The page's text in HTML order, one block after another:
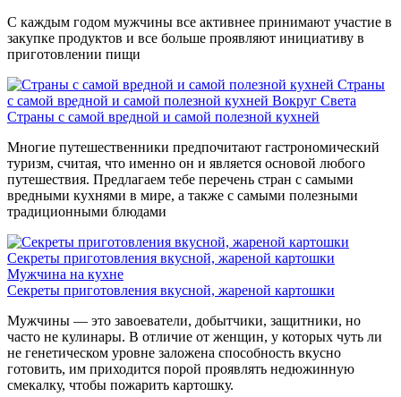
С каждым годом мужчины все активнее принимают участие в
закупке продуктов и все больше проявляют инициативу в
приготовлении пищи
Страны
с самой вредной и самой полезной кухней Вокруг Света
Страны с самой вредной и самой полезной кухней
Многие путешественники предпочитают гастрономический
туризм, считая, что именно он и является основой любого
путешествия. Предлагаем тебе перечень стран с самыми
вредными кухнями в мире, а также с самыми полезными
традиционными блюдами
Секреты приготовления вкусной, жареной картошки
Мужчина на кухне
Секреты приготовления вкусной, жареной картошки
Мужчины — это завоеватели, добытчики, защитники, но
часто не кулинары. В отличие от женщин, у которых чуть ли
не генетическом уровне заложена способность вкусно
готовить, им приходится порой проявлять недюжинную
смекалку, чтобы пожарить картошку.